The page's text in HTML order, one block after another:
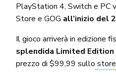
PlayStation 4, Switch e PC
Store e GOG all’inizio del
Il gioco arriverà in edizione
splendida Limited Edition
prezzo di $99,99 sullo